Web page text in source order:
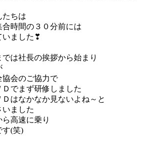
たちは
時間の３０分前には
いました❣
は社長の挨拶から始まり
会のご協力で
でまず研修しました
はなかなか見ないよね～と
いました
高速に乗り
す(笑)